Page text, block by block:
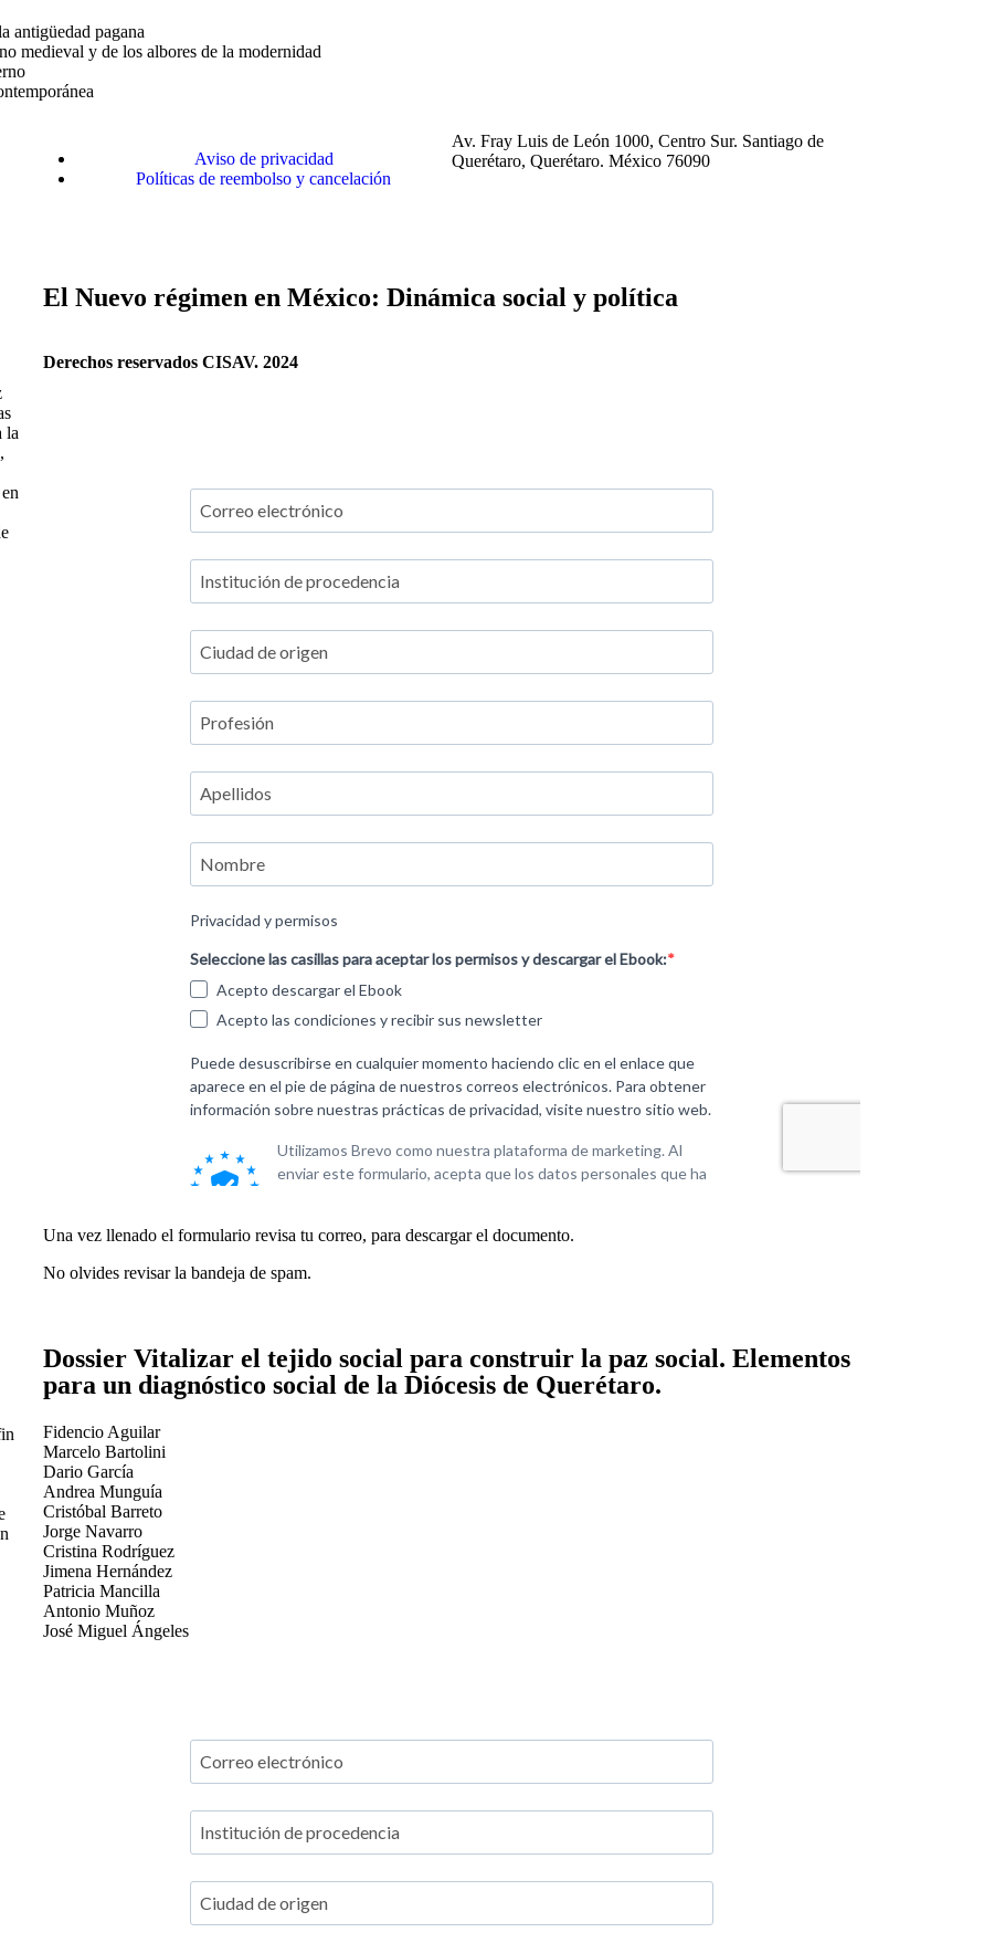
antigüedad pagana
medieval y de los albores de la modernidad
Aviso de privacidad
Políticas de reembolso y cancelación
Av. Fray Luis de León 1000, Centro Sur. Santiago de
Querétaro, Querétaro. México 76090
la
El Nuevo régimen en México: Dinámica social y política
Derechos reservados CISAV. 2024
Una vez llenado el formulario revisa tu correo, para descargar el documento.
No olvides revisar la bandeja de spam.
Dossier Vitalizar el tejido social para construir la paz social. Elementos
para un diagnóstico social de la Diócesis de Querétaro.
Fidencio Aguilar
Marcelo Bartolini
Dario García
Andrea Munguía
Cristóbal Barreto
Jorge Navarro
Cristina Rodríguez
Jimena Hernández
Patricia Mancilla
Antonio Muñoz
José Miguel Ángeles